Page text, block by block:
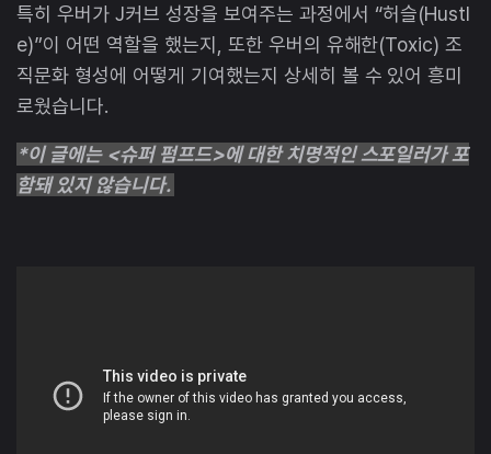
특히 우버가 J커브 성장을 보여주는 과정에서 “허슬(Hustl
e)”이 어떤 역할을 했는지, 또한 우버의 유해한(Toxic) 조
직문화 형성에 어떻게 기여했는지 상세히 볼 수 있어 흥미
로웠습니다.
*이 글에는 <슈퍼 펌프드>에 대한 치명적인 스포일러가 포
함돼 있지 않습니다.